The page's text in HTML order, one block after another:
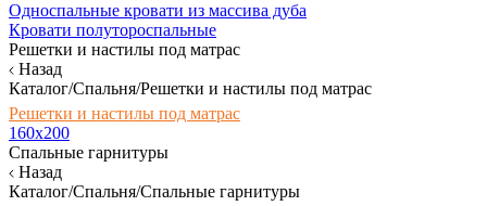
Односпальные кровати из массива дуба
Кровати полутороспальные
Решетки и настилы под матрас
Назад
Каталог/Спальня/Решетки и настилы под матрас
Решетки и настилы под матрас
160х200
Спальные гарнитуры
Назад
Каталог/Спальня/Спальные гарнитуры